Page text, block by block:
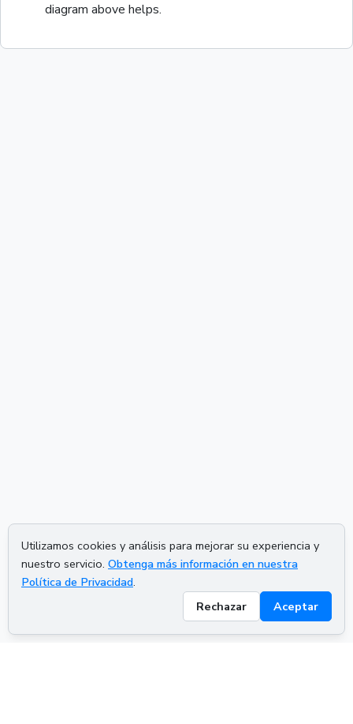
diagram above helps.
Utilizamos cookies y análisis para mejorar su experiencia y
nuestro servicio. Obtenga más información en nuestra
Política de Privacidad.
Rechazar
Aceptar